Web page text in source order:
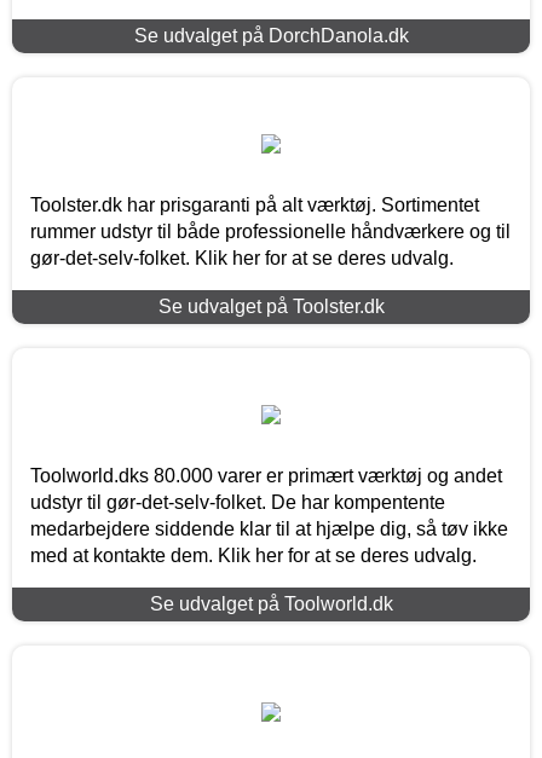
Se udvalget på DorchDanola.dk
Toolster.dk har prisgaranti på alt værktøj. Sortimentet
rummer udstyr til både professionelle håndværkere og til
gør-det-selv-folket. Klik her for at se deres udvalg.
Se udvalget på Toolster.dk
Toolworld.dks 80.000 varer er primært værktøj og andet
udstyr til gør-det-selv-folket. De har kompentente
medarbejdere siddende klar til at hjælpe dig, så tøv ikke
med at kontakte dem. Klik her for at se deres udvalg.
Se udvalget på Toolworld.dk